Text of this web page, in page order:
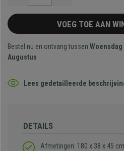
VOEG TOE AAN
Bestel nu en ontvang tussen Woensdag
Augustus
Lees gedetailleerde
DETAILS
Afmetingen: 180 x 38 x 45 cm